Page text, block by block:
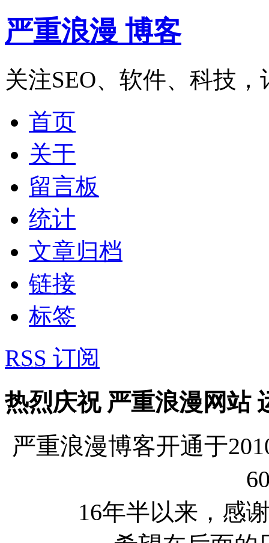
严重浪漫 博客
关注SEO、软件、科技
首页
关于
留言板
统计
文章归档
链接
标签
RSS 订阅
热烈庆祝 严重浪漫网站
严重浪漫博客开通于
16年半以来，感